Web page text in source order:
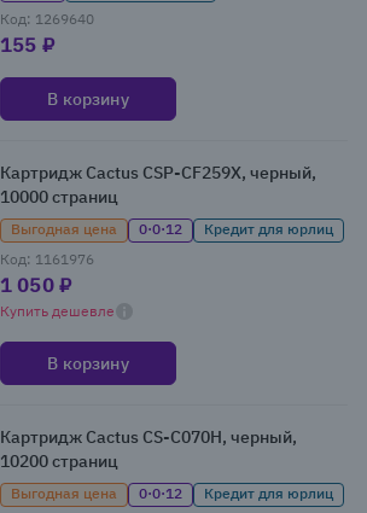
Код: 1269640
155 ₽
В корзину
Картридж Cactus CSP-CF259X, черный,
10000 страниц
Выгодная цена 0·0·12
Кредит для юрлиц
Код: 1161976
1 050 ₽
Купить дешевле
В корзину
Картридж Cactus CS-C070H, черный,
10200 страниц
Выгодная цена 0·0·12
Кредит для юрлиц